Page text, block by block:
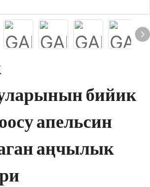
бийик
апельсин
аңчылык